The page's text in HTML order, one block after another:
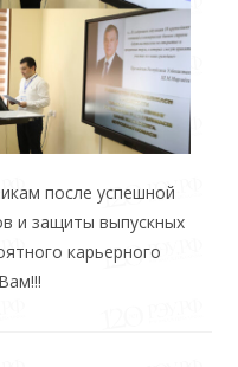
после успешной
и защиты выпускных
карьерного